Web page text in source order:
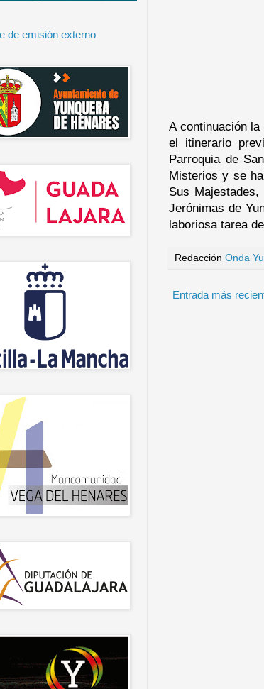
A continuación
el itinerario
Parroquia de
Misterios y se
Sus
Jerónimas de
laboriosa tarea
Redacción Onda
Entrada más
de emisión externo